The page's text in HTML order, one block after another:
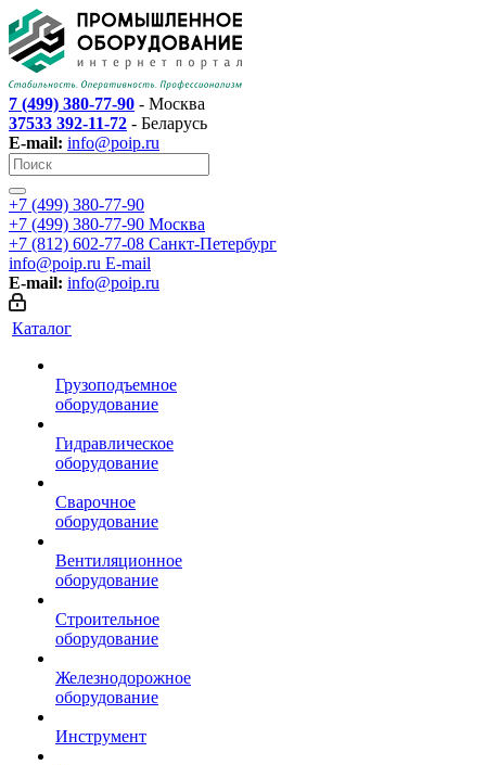
7 (499) 380-77-90 - Москва
37533 392-11-72 - Беларусь
E-mail: info@poip.ru
+7 (499) 380-77-90
+7 (499) 380-77-90 Москва
+7 (812) 602-77-08 Санкт-Петербург
info@poip.ru E-mail
E-mail: info@poip.ru
Каталог
Грузоподъемное
оборудование
Гидравлическое
оборудование
Сварочное
оборудование
Вентиляционное
оборудование
Строительное
оборудование
Железнодорожное
оборудование
Инструмент